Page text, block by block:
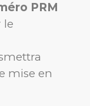
PRM
le
mise en